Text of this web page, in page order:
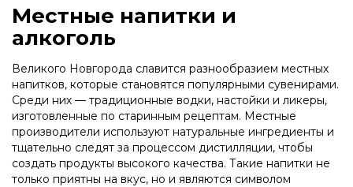
Местные напитки и
алкоголь
Великого Новгорода славится разнообразием местных
напитков, которые становятся популярными сувенирами.
Среди них — традиционные водки, настойки и ликеры,
изготовленные по старинным рецептам. Местные
производители используют натуральные ингредиенты и
тщательно следят за процессом дистилляции, чтобы
создать продукты высокого качества. Такие напитки не
только приятны на вкус, но и являются символом